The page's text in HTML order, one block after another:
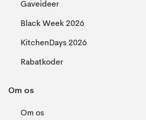
Gaveideer
Black Week 2026
KitchenDays 2026
Rabatkoder
Om os
Om os